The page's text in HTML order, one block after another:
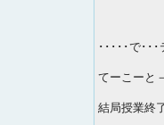
･････で･･･
てーこーと
結局授業終